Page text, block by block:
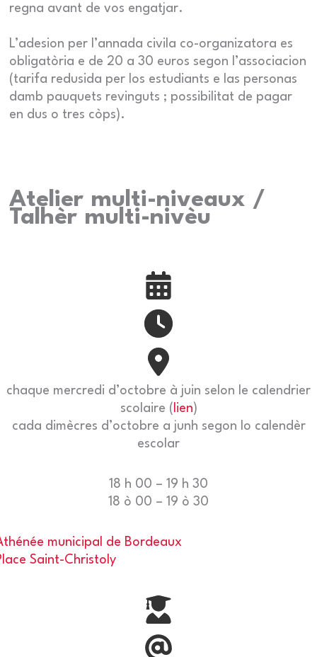
regna avant de vos engatjar.
L’adesion per l’annada civila co-organizatora es
obligatòria e de 20 a 30 euros segon l’associacion
(tarifa redusida per los estudiants e las personas
damb pauquets revinguts ; possibilitat de pagar
en dus o tres còps).
Atelier multi-niveaux /
Talhèr multi-nivèu
chaque mercredi d’octobre à juin selon le calendrier
scolaire ( lien)
cada dimècres d’octobre a junh segon lo calendèr
escolar
18 h 00 – 19 h 30
18 ò 00 – 19 ò 30
municipal de Bordeaux
Saint-Christoly